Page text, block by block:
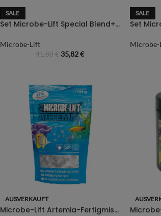
SALE
Set Microbe-Lift Special Blend+ Nite Out II – 473ml
Microbe-Lift
41,80€ 35,82€
SALE
AUSVERKAUFT
Microbe-Lift Artemia-Fertigmischung